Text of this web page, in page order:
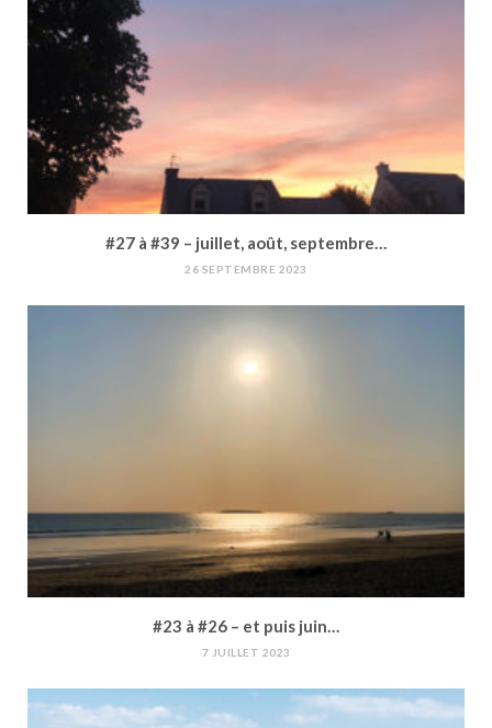
#27 à #39 – juillet, août, septembre…
26 SEPTEMBRE 2023
#23 à #26 – et puis juin…
7 JUILLET 2023